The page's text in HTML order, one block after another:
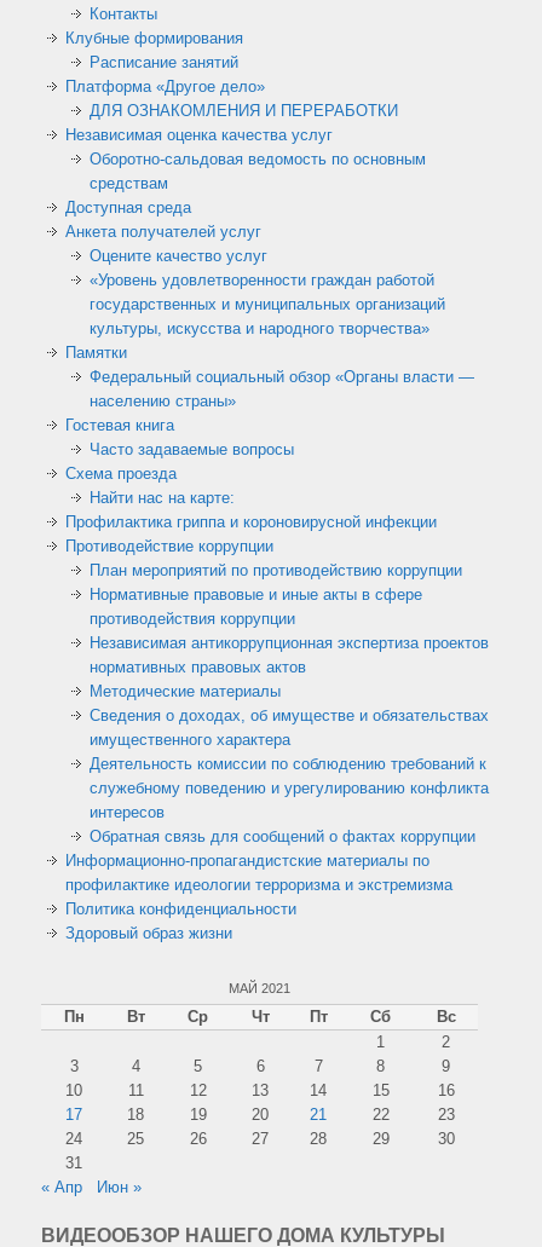
Контакты
Клубные формирования
Расписание занятий
Платформа «Другое дело»
ДЛЯ ОЗНАКОМЛЕНИЯ И ПЕРЕРАБОТКИ
Независимая оценка качества услуг
Оборотно-сальдовая ведомость по основным
средствам
Доступная среда
Анкета получателей услуг
Оцените качество услуг
«Уровень удовлетворенности граждан работой
государственных и муниципальных организаций
культуры, искусства и народного творчества»
Памятки
Федеральный социальный обзор «Органы власти —
населению страны»
Гостевая книга
Часто задаваемые вопросы
Схема проезда
Найти нас на карте:
Профилактика гриппа и короновирусной инфекции
Противодействие коррупции
План мероприятий по противодействию коррупции
Нормативные правовые и иные акты в сфере
противодействия коррупции
Независимая антикоррупционная экспертиза проектов
нормативных правовых актов
Методические материалы
Сведения о доходах, об имуществе и обязательствах
имущественного характера
Деятельность комиссии по соблюдению требований к
служебному поведению и урегулированию конфликта
интересов
Обратная связь для сообщений о фактах коррупции
Информационно-пропагандистские материалы по
профилактике идеологии терроризма и экстремизма
Политика конфиденциальности
Здоровый образ жизни
МАЙ 2021
Пн Вт Ср Чт Пт Сб
Вс
1
2
3
4 5 6 7 8
9
10
11 12 13 14 15
16
17
18 19 20 21 22
23
24
25 26 27 28 29
30
31
« Апр
Июн »
ВИДЕООБЗОР НАШЕГО ДОМА КУЛЬТУРЫ